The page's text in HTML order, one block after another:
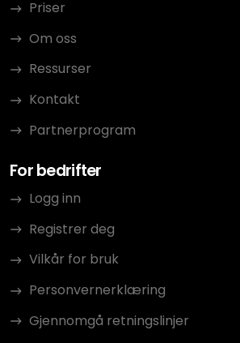
Priser
Om oss
Ressurser
Kontakt
Partnerprogram
For bedrifter
Logg inn
Registrer deg
Vilkår for bruk
Personvernerklæring
Gjennomgå retningslinjer